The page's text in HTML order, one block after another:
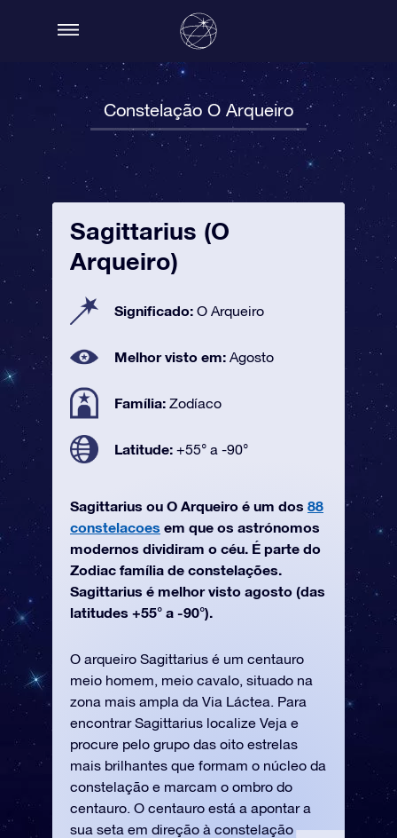
Constelação O Arqueiro
Sagittarius (O
Arqueiro)
Significado: O Arqueiro
Melhor visto em: Agosto
Família: Zodíaco
Latitude: +55° a -90°
Sagittarius ou O Arqueiro é um dos 88
constelacoes em que os astrónomos
modernos dividiram o céu. É parte do
Zodiac família de constelações.
Sagittarius é melhor visto agosto (das
latitudes +55° a -90°).
O arqueiro Sagittarius é um centauro
meio homem, meio cavalo, situado na
zona mais ampla da Via Láctea. Para
encontrar Sagittarius localize Veja e
procure pelo grupo das oito estrelas
mais brilhantes que formam o núcleo da
constelação e marcam o ombro do
centauro. O centauro está a apontar a
sua seta em direção à constelação